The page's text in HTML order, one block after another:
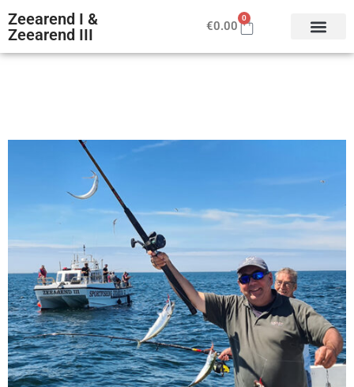
Zeearend I &
Zeearend III
€0.00
0